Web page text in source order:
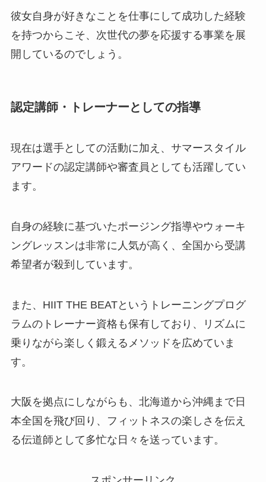
彼女自身が好きなことを仕事にして成功した経験
を持つからこそ、次世代の夢を応援する事業を展
開しているのでしょう。
認定講師・トレーナーとしての指導
現在は選手としての活動に加え、サマースタイル
アワードの認定講師や審査員としても活躍してい
ます。
自身の経験に基づいたポージング指導やウォーキ
ングレッスンは非常に人気が高く、全国から受講
希望者が殺到しています。
また、HIIT THE BEATというトレーニングプログ
ラムのトレーナー資格も保有しており、リズムに
乗りながら楽しく鍛えるメソッドを広めていま
す。
大阪を拠点にしながらも、北海道から沖縄まで日
本全国を飛び回り、フィットネスの楽しさを伝え
る伝道師として多忙な日々を送っています。